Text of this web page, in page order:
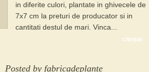
in diferite culori, plantate in ghivecele de
7x7 cm la preturi de producator si in
cantitati destul de mari. Vinca...
citește
Posted by fabricadeplante